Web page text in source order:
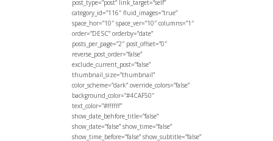
post_type=”post” link_target=”self”
category_id=”116″ fluid_images=”true”
space_hor=”10″ space_ver=”10″ columns=”1″
order=”DESC” orderby=”date”
posts_per_page=”2″ post_offset=”0″
reverse_post_order=”false”
exclude_current_post=”false”
thumbnail_size=”thumbnail”
color_scheme=”dark” override_colors=”false”
background_color=”#4CAF50″
text_color=”#ffffff”
show_date_behfore_title=”false”
show_date=”false” show_time=”false”
show_time_before=”false” show_subtitle=”false”